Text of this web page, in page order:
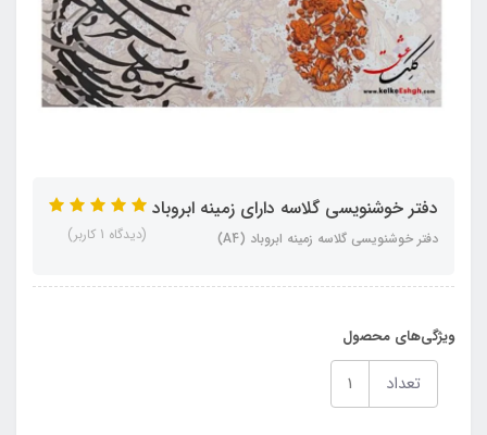
دفتر خوشنویسی گلاسه دارای زمینه ابروباد
دفتر خوشنویسی گلاسه زمینه ابروباد (A4) (دیدگاه 1 کاربر)
ویژگی‌های محصول
تعداد